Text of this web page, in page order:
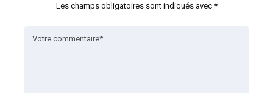
Les champs obligatoires sont indiqués avec *